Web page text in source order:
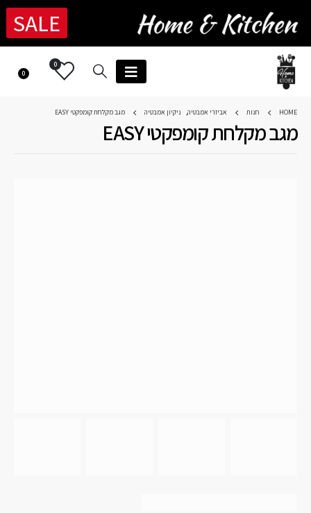
SALE
0
0
HOME חנות אביזרי אמבטיה, ניקיון אמבטיה מגב מקלחת קומפקטי EASY
מגב מקלחת קומפקטי EASY